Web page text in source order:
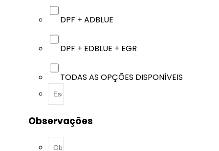
DPF + ADBLUE
DPF + EDBLUE + EGR
TODAS AS OPÇÕES DISPONÍVEIS
Observações